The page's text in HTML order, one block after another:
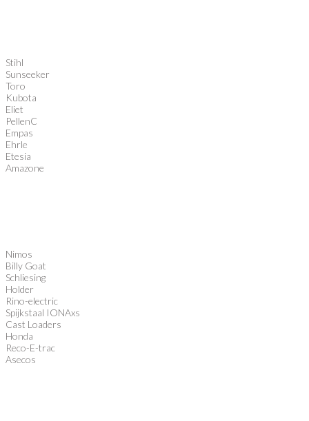
Stihl
Sunseeker
Toro
Kubota
Eliet
PellenC
Empas
Ehrle
Etesia
Amazone
Nimos
Billy Goat
Schliesing
Holder
Rino-electric
Spijkstaal IONAxs
Cast Loaders
Honda
Reco-E-trac
Asecos